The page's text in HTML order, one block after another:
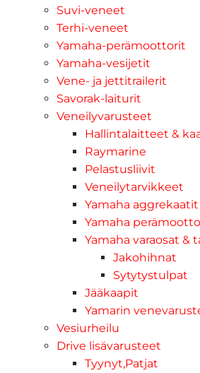
Suvi-veneet
Terhi-veneet
Yamaha-perämoottorit
Yamaha-vesijetit
Vene- ja jettitrailerit
Savorak-laiturit
Veneilyvarusteet
Hallintalaitteet &
Raymarine
Pelastusliivit
Veneilytarvikkeet
Yamaha aggrekaatit
Yamaha
Yamaha varaosat &
Jakohihnat
Sytytystulpat
Jääkaapit
Yamarin
Vesiurheilu
Drive lisävarusteet
Tyynyt,Patjat